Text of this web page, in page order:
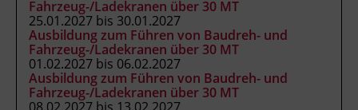
Das Land Tirol fördert bis zu maximal 30 %
der Kurskosten. Nähere Informationen finden
Sie unterwww.mein-update.at
Fahrzeug-/Ladekranen über 30 MT
25.01.2027 bis 30.01.2027
Ausbildung zum Führen von Baudreh- und
Fahrzeug-/Ladekranen über 30 MT
01.02.2027 bis 06.02.2027
Ausbildung zum Führen von Baudreh- und
Fahrzeug-/Ladekranen über 30 MT
08.02.2027 bis 13.02.2027